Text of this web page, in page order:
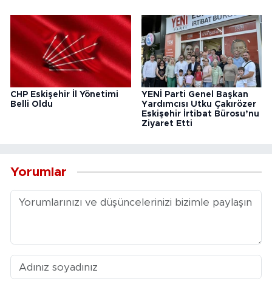
CHP Eskişehir İl Yönetimi
Belli Oldu
YENİ Parti Genel Başkan
Yardımcısı Utku Çakırözer
Eskişehir İrtibat Bürosu’nu
Ziyaret Etti
Yorumlar